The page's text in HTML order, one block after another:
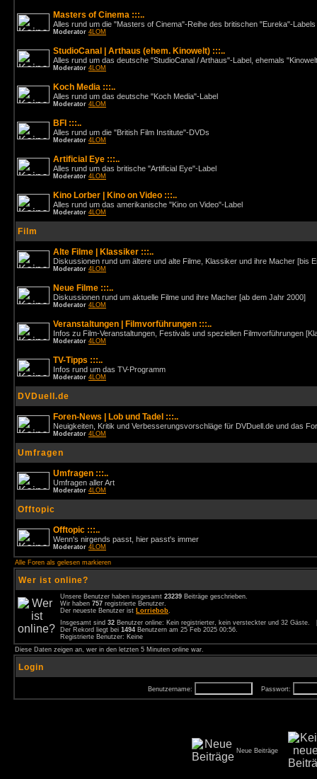
Masters of Cinema :::..
Alles rund um die "Masters of Cinema"-Reihe des britischen "Eureka"-Labels
Moderator 4LOM
StudioCanal | Arthaus (ehem. Kinowelt) :::..
Alles rund um das deutsche "StudioCanal / Arthaus"-Label, ehemals
Moderator 4LOM
Koch Media :::..
Alles rund um das deutsche "Koch Media"-Label
Moderator 4LOM
BFI :::..
Alles rund um die "British Film Institute"-DVDs
Moderator 4LOM
Artificial Eye :::..
Alles rund um das britische "Artificial Eye"-Label
Moderator 4LOM
Kino Lorber | Kino on Video :::..
Alles rund um das amerikanische "Kino on Video"-Label
Moderator 4LOM
Film
Alte Filme | Klassiker :::..
Diskussionen rund um ältere und alte Filme, Klassiker und ihre Macher [bis
Moderator 4LOM
Neue Filme :::..
Diskussionen rund um aktuelle Filme und ihre Macher [ab dem Jahr 2000]
Moderator 4LOM
Veranstaltungen | Filmvorführungen :::..
Infos zu Film-Veranstaltungen, Festivals und speziellen Filmvorführungen
Moderator 4LOM
TV-Tipps :::..
Infos rund um das TV-Programm
Moderator 4LOM
DVDuell.de
Foren-News | Lob und Tadel :::..
Neuigkeiten, Kritik und Verbesserungsvorschläge für DVDuell.de und das
Moderator 4LOM
Umfragen
Umfragen :::..
Umfragen aller Art
Moderator 4LOM
Offtopic
Offtopic :::..
Wenn's nirgends passt, hier passt's immer
Moderator 4LOM
Alle Foren als gelesen markieren
Wer ist online?
Unsere Benutzer haben insgesamt 23239 Beiträge geschrieben.
Wir haben 757 registrierte Benutzer.
Der neueste Benutzer ist Lorriebob.
Insgesamt sind 32 Benutzer online: Kein registrierter, kein versteckter und 32
Der Rekord liegt bei 1494 Benutzern am 25 Feb 2025 00:56.
Registrierte Benutzer: Keine
Diese Daten zeigen an, wer in den letzten 5 Minuten online war.
Login
Benutzername: Passwort:
Neue Beiträge